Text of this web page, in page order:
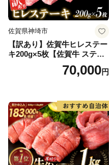
佐賀県神埼市
【訳あり】佐賀牛ヒレステー
キ200g×5枚【佐賀牛 ステー
キ ブランド肉 ヒレ肉 フィレ
肉 ジューシー ヘルシー】(H0
70,000円